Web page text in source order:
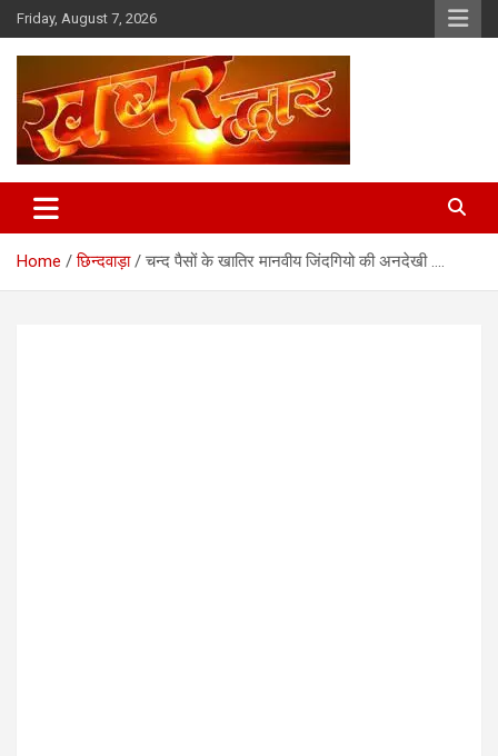
Skip
to
content
Friday, August 7, 2026
Khabar Dwar
Home छिन्दवाड़ा चन्द पैसों के खातिर मानवीय जिंदगियो की अनदेखी ….